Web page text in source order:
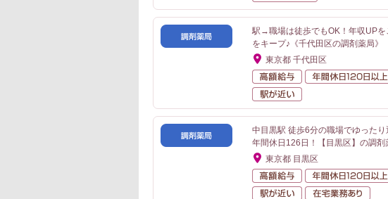
駅→職場は徒歩でもOK！年収UPを
をキープ♪《千代田区の調剤薬局》
東京都 千代田区
高額給与
中目黒駅 徒歩6分の職場でゆった
年間休日126日！【目黒区】の調剤
東京都 目黒区
高額給与
駅が近い